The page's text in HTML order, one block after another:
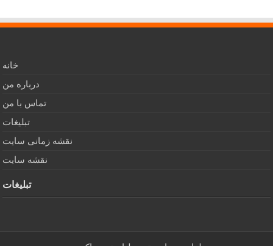
خانه
درباره من
تماس با من
تبلیغات
نقشه زمانی سایت
نقشه سایت
تبلیغات